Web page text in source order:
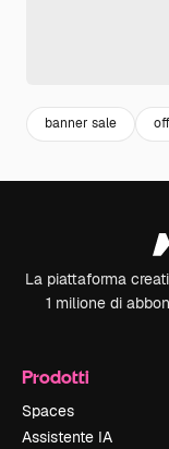
banner sale
La piattaforma
1 milione di
Prodotti
Spaces
Assistente IA